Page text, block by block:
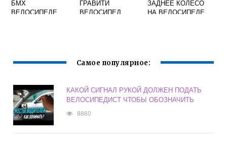
БМХ
ВЕЛОСИПЕДЕ
ГРАВИТИ
ВЕЛОСИПЕД
ЗАДНЕЕ КОЛЕСО
НА ВЕЛОСИПЕДЕ
Самое популярное:
КАКОЙ СИГНАЛ РУКОЙ ДОЛЖЕН ПОДАТЬ
ВЕЛОСИПЕДИСТ ЧТОБЫ ОБОЗНАЧИТЬ
8860